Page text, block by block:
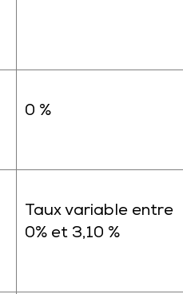
0 %
Taux variable entre
0% et 3,10 %